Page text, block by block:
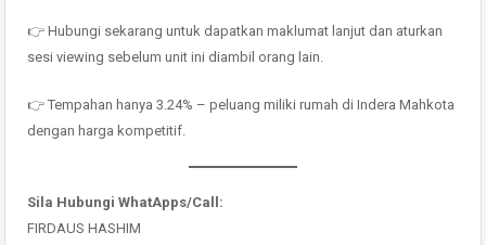
👉 Hubungi sekarang untuk dapatkan maklumat lanjut dan aturkan
sesi viewing sebelum unit ini diambil orang lain.
👉 Tempahan hanya 3.24% – peluang miliki rumah di Indera Mahkota
dengan harga kompetitif.
Sila Hubungi WhatApps/Call:
FIRDAUS HASHIM